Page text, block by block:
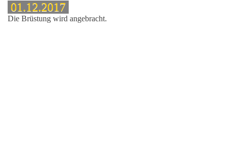
01.12.2017
Die Brüstung wird angebracht.